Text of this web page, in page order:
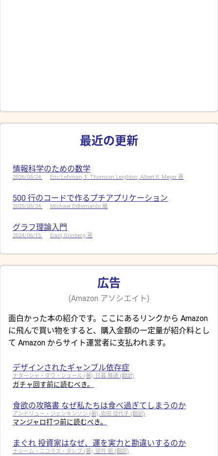
最近の更新
情報科学のための数学
2026/05/24 Eric Lehman, F. Thomson Leighton, Albert R. Meyer 著
500 行のコードで作るプチアプリケーション
2025/05/24 Michael DiBernardo 編
グラフ理論入門
2024/06/15 Darij Grinberg 著
広告
(Amazon アソシエイト)
面白かった本の紹介です。ここにあるリンクから Amazon
に飛んで買い物をすると、購入金額の一定量が紹介料とし
て Amazon からサイト運営者に支払われます。
デザインされたギャンブル依存症
ナターシャ・ダウ・シュール (著), 日暮 雅通 (翻訳)
ガチャ回す前に読むべき。
食欲の攻略書 なぜ私たちは食べ過ぎてしまうのか
アンドリュー・ジェンキンソン (著), 岩田 佳代子 (翻訳)
マンジャロ打つ前に読むべき。
まぐれ 投資家はなぜ、運を実力と勘違いするのか
ナシーム・ニコラス・タレブ (著), 望月 衛 (翻訳)